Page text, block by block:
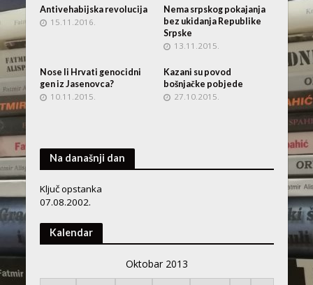
Antivehabijska revolucija
15.11.2016.
Nema srpskog pokajanja
bez ukidanja Republike
Srpske
13.11.2015.
Nose li Hrvati genocidni
gen iz Jasenovca?
10.11.2015.
Kazani su povod
bošnjačke pobjede
27.10.2015.
Na današnji dan
Ključ opstanka
07.08.2002.
Kalendar
Oktobar 2013